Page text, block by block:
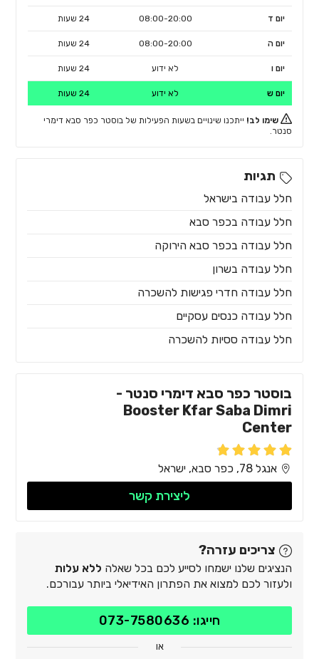
יום ד 08:00-20:00 24 שעות
יום ה 08:00-20:00 24 שעות
יום ו לא ידוע 24 שעות
יום ש לא ידוע 24 שעות
שימו לב! ייתכנו שינויים בשעות הפעילות של בוסטר כפר סבא דימרי
סנטר.
תגיות
חלל עבודה בישראל
חלל עבודה בכפר סבא
חלל עבודה בכפר סבא הירוקה
חלל עבודה בשרון
חלל עבודה חדרי פגישות להשכרה
חלל עבודה כנסים עסקיים
חלל עבודה ססיות להשכרה
בוסטר כפר סבא דימרי סנטר -
Booster Kfar Saba Dimri
Center
אנגל 78, כפר סבא, ישראל
ליצירת קשר
צריכים עזרה?
הנציגים שלנו ישמחו לסייע לכם בכל שאלה ללא עלות
ולעזור לכם למצוא את הפתרון האידיאלי ביותר עבורכם.
חייגו: 073-7580636
או